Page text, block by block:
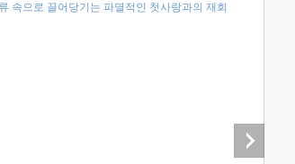
속으로 끌어당기는 파멸적인 첫사랑과의 재회